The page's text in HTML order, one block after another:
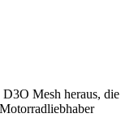
Mesh heraus, die